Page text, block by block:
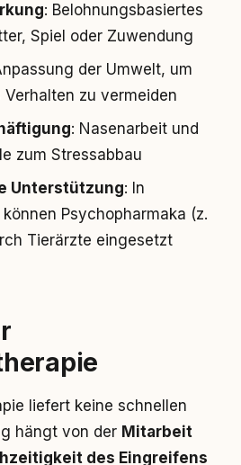
: Belohnungsbasiertes
Spiel oder Zuwendung
der Umwelt, um
zu vermeiden
: Nasenarbeit und
zum Stressabbau
Unterstützung: In
Psychopharmaka (z.
Tierärzte eingesetzt
liefert keine schnellen
hängt von der Mitarbeit
des Eingreifens